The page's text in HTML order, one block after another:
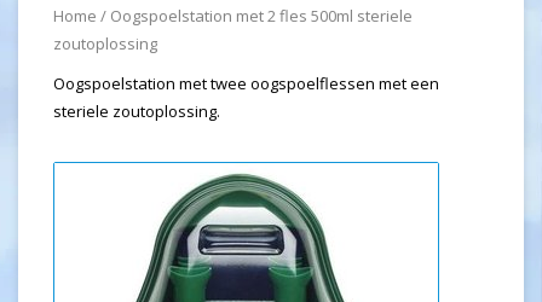
Home / Oogspoelstation met 2 fles 500ml steriele
zoutoplossing
Oogspoelstation met twee oogspoelflessen met een
steriele zoutoplossing.